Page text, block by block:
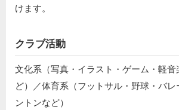
けます。
クラブ活動
文化系（写真・イラスト・ゲーム・軽音
ど）／体育系（フットサル・野球・バレ
ントンなど）